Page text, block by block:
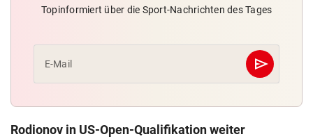
Topinformiert über die Sport-Nachrichten des Tages
E-Mail send
Abschicken
Rodionov in US-Open-Qualifikation weiter